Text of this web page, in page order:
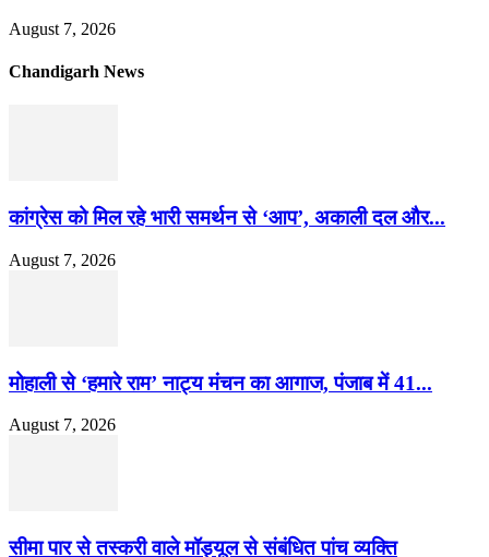
August 7, 2026
Chandigarh News
कांग्रेस को मिल रहे भारी समर्थन से ‘आप’, अकाली दल और...
August 7, 2026
मोहाली से ‘हमारे राम’ नाट्य मंचन का आगाज, पंजाब में 41...
August 7, 2026
सीमा पार से तस्करी वाले मॉड्यूल से संबंधित पांच व्यक्ति